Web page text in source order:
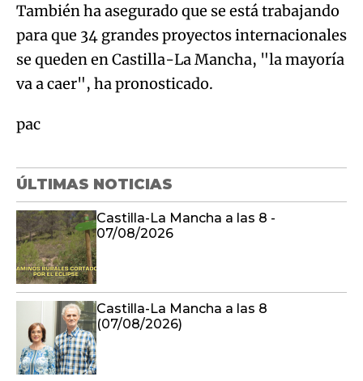
También ha asegurado que se está trabajando
para que 34 grandes proyectos internacionales
se queden en Castilla-La Mancha, "la mayoría
va a caer", ha pronosticado.
pac
ÚLTIMAS NOTICIAS
Castilla-La Mancha a las 8 -
07/08/2026
Castilla-La Mancha a las 8
(07/08/2026)